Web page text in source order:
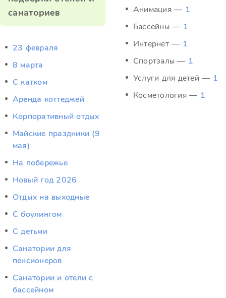
санаториев
23 февраля
8 марта
C катком
Аренда коттеджей
Корпоративный отдых
Майские праздники (9
мая)
На побережье
Новый год 2026
Отдых на выходные
С боулингом
С детьми
Санатории для
пенсионеров
Санатории и отели с
бассейном
Анимация — 1
Бассейны — 1
Интернет — 1
Спортзалы — 1
Услуги для детей — 1
Косметология — 1